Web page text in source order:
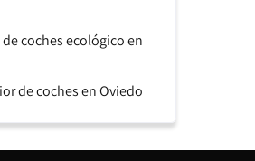
coches ecológico en
de coches en Oviedo